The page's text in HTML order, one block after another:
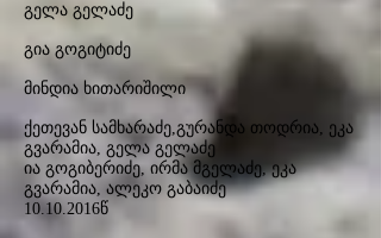
გელა გელაძე
გია გოგიტიძე
მინდია ხითარიშილი
ქეთევან სამხარაძე,გურანდა თოდრია, ეკა
გვარამია, გელა გელაძე
ია გოგიბერიძე, ირმა მგელაძე, ეკა
გვარამია, ალეკო გაბაიძე
10.10.2016წ